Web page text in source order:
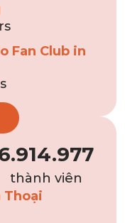
Fan Club in
thành viên
Thoại